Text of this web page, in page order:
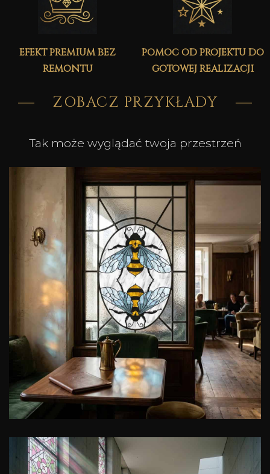
efekt premium bez
remontu
pomoc od projektu do
gotowej realizacji
ZOBACZ PRZYKŁADY
Tak może wyglądać twoja przestrzeń